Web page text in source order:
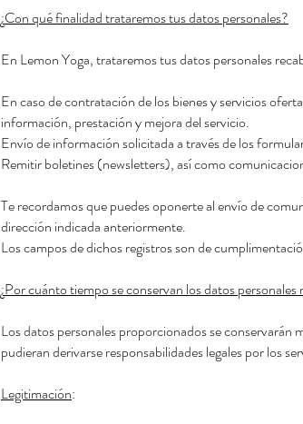
¿Con qué finalidad trataremos tus datos personales?
En Lemon Yoga, trataremos tus datos personales
En caso de contratación de los bienes y servicios
información, prestación y mejora del servicio.
Envío de información solicitada a través de los
Remitir boletines (newsletters), así como
Te recordamos que puedes oponerte al envío de
dirección indicada anteriormente.
Los campos de dichos registros son de
¿Por cuánto tiempo se conservan los datos personales
Los datos personales proporcionados se conservarán
pudieran derivarse responsabilidades legales por los
Legitimación: